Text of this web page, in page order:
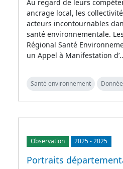
Au regard de leurs
ancrage local, les
acteurs incontournables
santé environnementale.
Régional Santé
un Appel à Manifestation
Santé environnement
Observation 2025-2025
Portraits